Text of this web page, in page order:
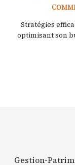
Stratégies
optimisant son
Gestion-